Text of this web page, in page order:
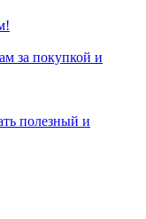
за покупкой и
полезный и